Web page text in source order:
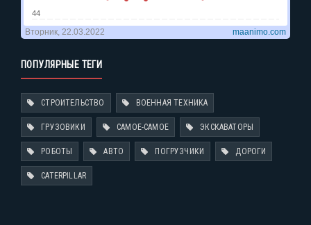
ПОПУЛЯРНЫЕ ТЕГИ
СТРОИТЕЛЬСТВО ВОЕННАЯ ТЕХНИКА
ГРУЗОВИКИ САМОЕ-САМОЕ ЭКСКАВАТОРЫ
РОБОТЫ АВТО ПОГРУЗЧИКИ ДОРОГИ
CATERPILLAR